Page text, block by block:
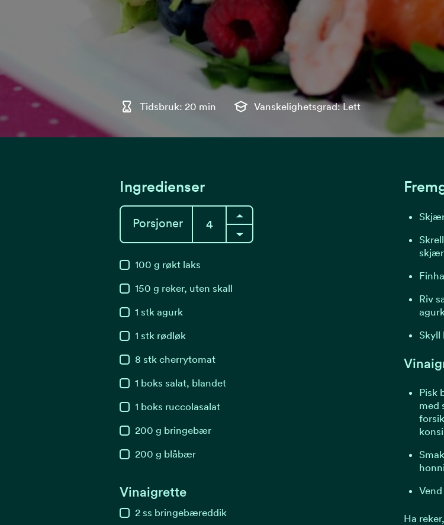
Tidsbruk: 20 min Vanskelighetsgrad: Lett
Ingredienser
Porsjoner
100 g røkt laks
150 g reker, uten skall
1 stk agurk
1 stk rødløk
8 stk cherrytomat
1 boks salat, blandet
1 boks ruccolasalat
200 g bringebær
200 g blåbær
Vinaigrette
2 ss bringebæreddik
skjær
Riv
Pisk
med
Ha